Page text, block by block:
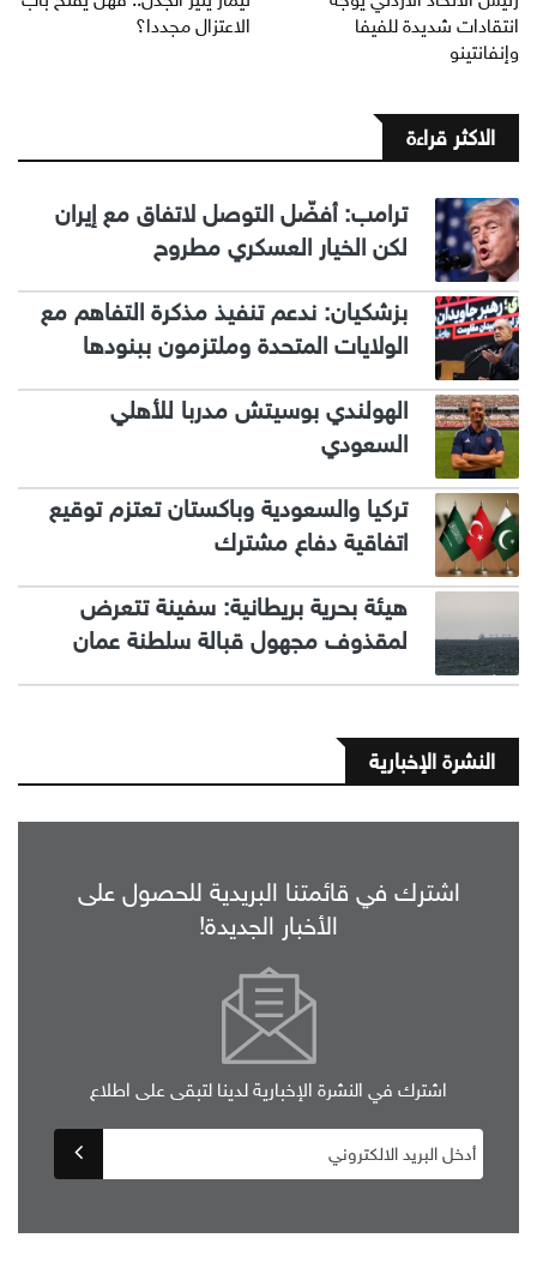
انتقادات شديدة للفيفا
وإنفانتينو
الاعتزال مجددا؟
الاكثر قراءة
ترامب: أفضّل التوصل لاتفاق مع إيران
لكن الخيار العسكري مطروح
بزشكيان: ندعم تنفيذ مذكرة التفاهم مع
الولايات المتحدة وملتزمون ببنودها
الهولندي بوسيتش مدربا للأهلي
السعودي
تركيا والسعودية وباكستان تعتزم توقيع
اتفاقية دفاع مشترك
هيئة بحرية بريطانية: سفينة تتعرض
لمقذوف مجهول قبالة سلطنة عمان
النشرة الإخبارية
اشترك في قائمتنا البريدية للحصول على
الأخبار الجديدة!
اشترك في النشرة الإخبارية لدينا لتبقى على اطلاع